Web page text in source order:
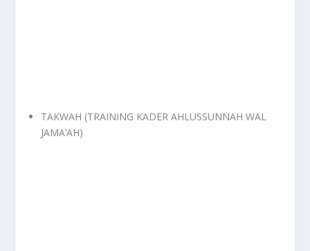
TAKWAH (TRAINING KADER AHLUSSUNNAH WAL
JAMA’AH)